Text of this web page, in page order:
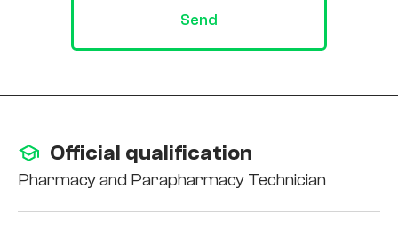
Send
Official qualification
Pharmacy and Parapharmacy Technician